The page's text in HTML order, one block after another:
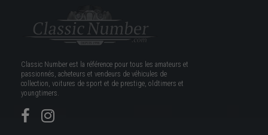
Classic Number est la référence pour tous les amateurs et
passionnés, acheteurs et vendeurs de véhicules de
collection, voitures de sport et de prestige, oldtimers et
youngtimers.